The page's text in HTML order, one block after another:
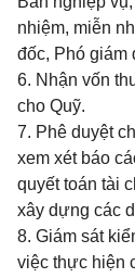
nhiệm, miễn
đốc, Phó giám
6. Nhận vốn
cho Quỹ.
7. Phê duyệt
xem xét báo
quyết toán tài
xây dựng các
8. Giám sát
việc thực hiện